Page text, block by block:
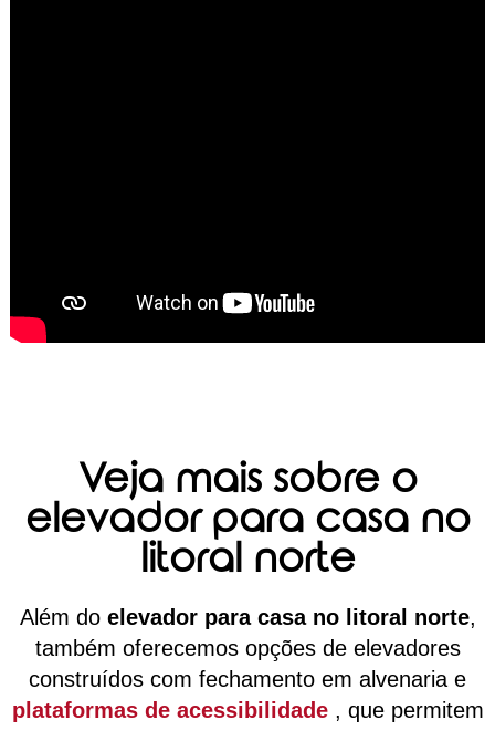
Veja mais sobre o
elevador para casa no
litoral norte
Além do elevador para casa no litoral norte,
também oferecemos opções de elevadores
construídos com fechamento em alvenaria e
plataformas de acessibilidade , que permitem